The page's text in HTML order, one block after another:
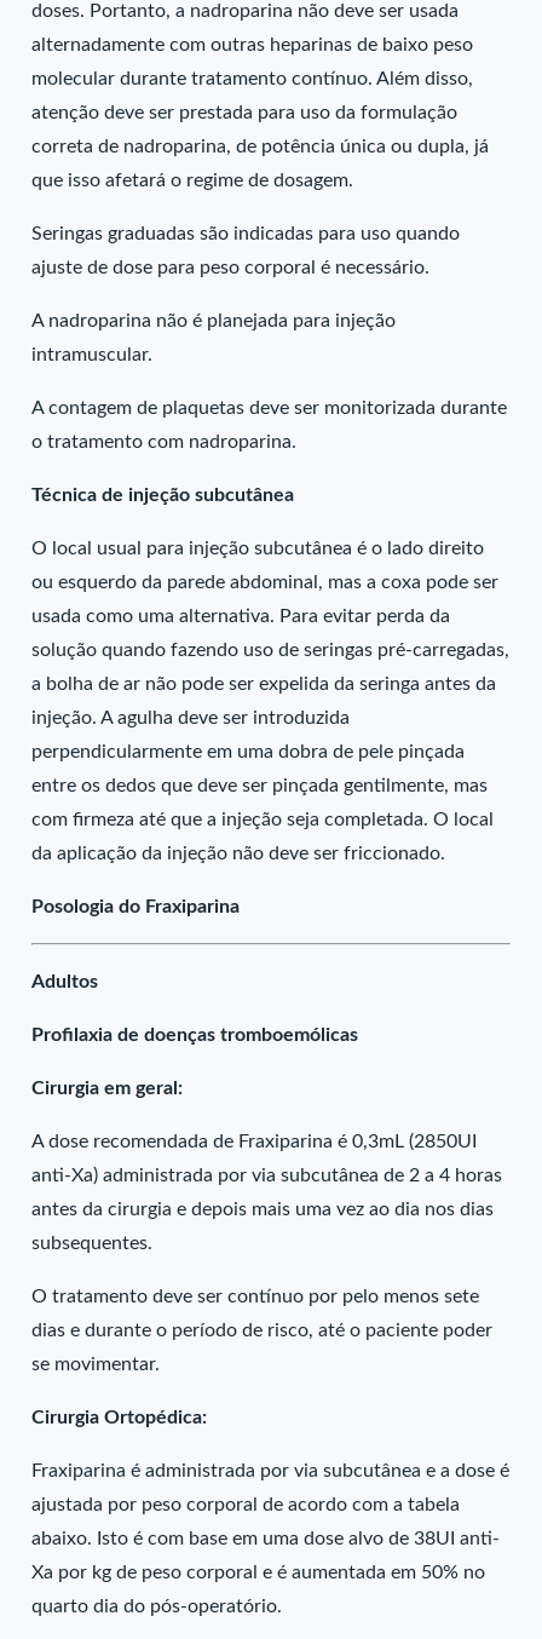
doses. Portanto, a nadroparina não deve ser usada
alternadamente com outras heparinas de baixo peso
molecular durante tratamento contínuo. Além disso,
atenção deve ser prestada para uso da formulação
correta de nadroparina, de potência única ou dupla, já
que isso afetará o regime de dosagem.
Seringas graduadas são indicadas para uso quando
ajuste de dose para peso corporal é necessário.
A nadroparina não é planejada para injeção
intramuscular.
A contagem de plaquetas deve ser monitorizada durante
o tratamento com nadroparina.
Técnica de injeção subcutânea
O local usual para injeção subcutânea é o lado direito
ou esquerdo da parede abdominal, mas a coxa pode ser
usada como uma alternativa. Para evitar perda da
solução quando fazendo uso de seringas pré-carregadas,
a bolha de ar não pode ser expelida da seringa antes da
injeção. A agulha deve ser introduzida
perpendicularmente em uma dobra de pele pinçada
entre os dedos que deve ser pinçada gentilmente, mas
com firmeza até que a injeção seja completada. O local
da aplicação da injeção não deve ser friccionado.
Posologia do Fraxiparina
Adultos
Profilaxia de doenças tromboemólicas
Cirurgia em geral:
A dose recomendada de Fraxiparina é 0,3mL (2850UI
anti-Xa) administrada por via subcutânea de 2 a 4 horas
antes da cirurgia e depois mais uma vez ao dia nos dias
subsequentes.
O tratamento deve ser contínuo por pelo menos sete
dias e durante o período de risco, até o paciente poder
se movimentar.
Cirurgia Ortopédica:
Fraxiparina é administrada por via subcutânea e a dose é
ajustada por peso corporal de acordo com a tabela
abaixo. Isto é com base em uma dose alvo de 38UI anti-
Xa por kg de peso corporal e é aumentada em 50% no
quarto dia do pós-operatório.